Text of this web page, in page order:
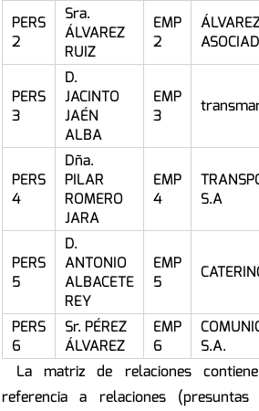
PERS
2
Sra.
ÁLVAREZ
RUIZ
EMP
2
PERS
3
D.
JACINTO
JAÉN
ALBA
EMP
3
PERS
4
Dña.
PILAR
ROMERO
JARA
EMP
4
S.A
PERS
5
D.
ANTONIO
ALBACETE
REY
EMP
5
PERS
6
Sr. PÉREZ
ÁLVAREZ
EMP
6
S.A.
La matriz de relaciones
referencia a relaciones